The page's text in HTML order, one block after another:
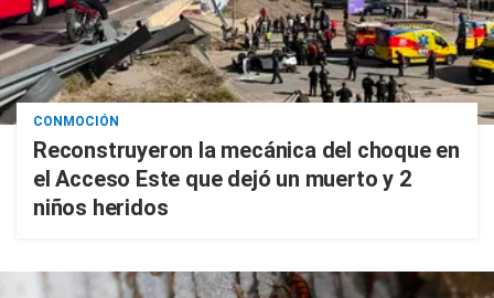
CONMOCIÓN
Reconstruyeron la mecánica del choque en
el Acceso Este que dejó un muerto y 2
niños heridos